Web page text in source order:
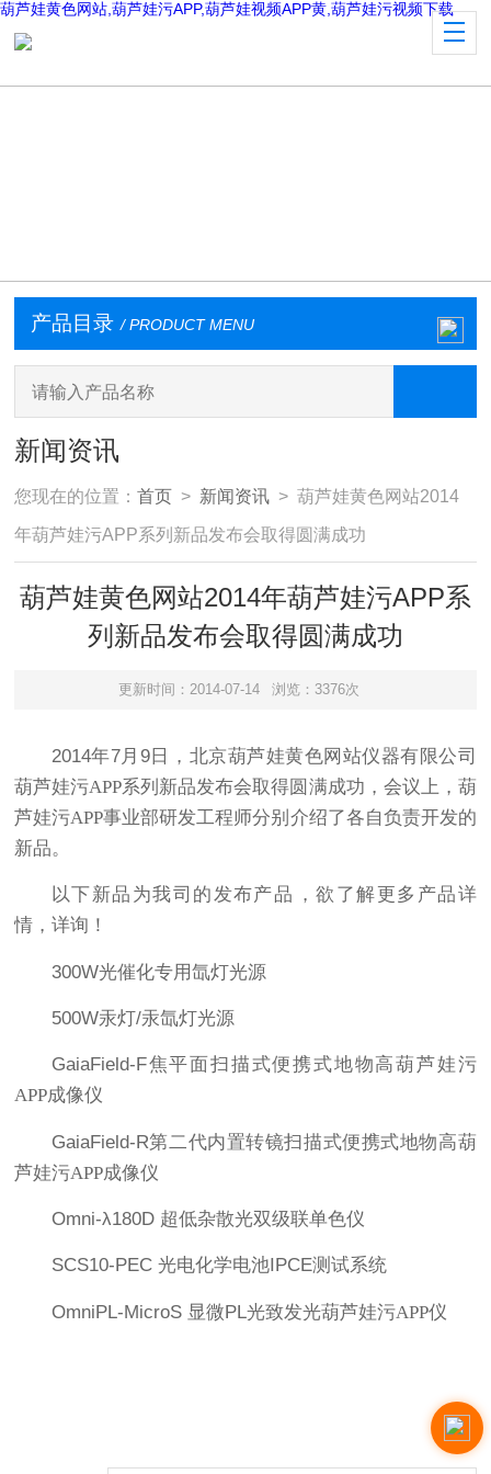
葫芦娃黄色网站,葫芦娃污APP,葫芦娃视频APP黄,葫芦娃污视频下载
产品目录 / PRODUCT MENU
新闻资讯
您现在的位置：首页 > 新闻资讯 > 葫芦娃黄色网站2014
年葫芦娃污APP系列新品发布会取得圆满成功
葫芦娃黄色网站2014年葫芦娃污APP系
列新品发布会取得圆满成功
更新时间：2014-07-14 浏览：3376次
2014年7月 9日，北京葫芦娃黄色网站仪器有限公司
葫芦娃污APP系列新品发布会取得圆满成功，会议上，葫
芦娃污APP事业部研发工程师分别介绍了各自负责开发的
新品。
以下新品为我司的发布产品，欲了解更多产品详
情，详询！
300W光催化专用氙灯光源
500W汞灯/汞氙灯光源
GaiaField-F焦平面扫描式便携式地物高葫芦娃污
APP成像仪
GaiaField-R第二代内置转镜扫描式便携式地物高葫
芦娃污APP成像仪
Omni-λ180D 超低杂散光双级联单色仪
SCS10-PEC 光电化学电池IPCE测试系统
OmniPL-MicroS 显微PL光致发光葫芦娃污APP仪